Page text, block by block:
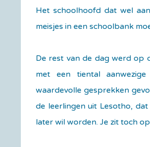
Het schoolhoofd dat wel
meisjes in een schoolbank
De rest van de dag werd op
met een tiental
waardevolle gesprekken
de leerlingen uit Lesotho,
later wil worden. Je zit toch